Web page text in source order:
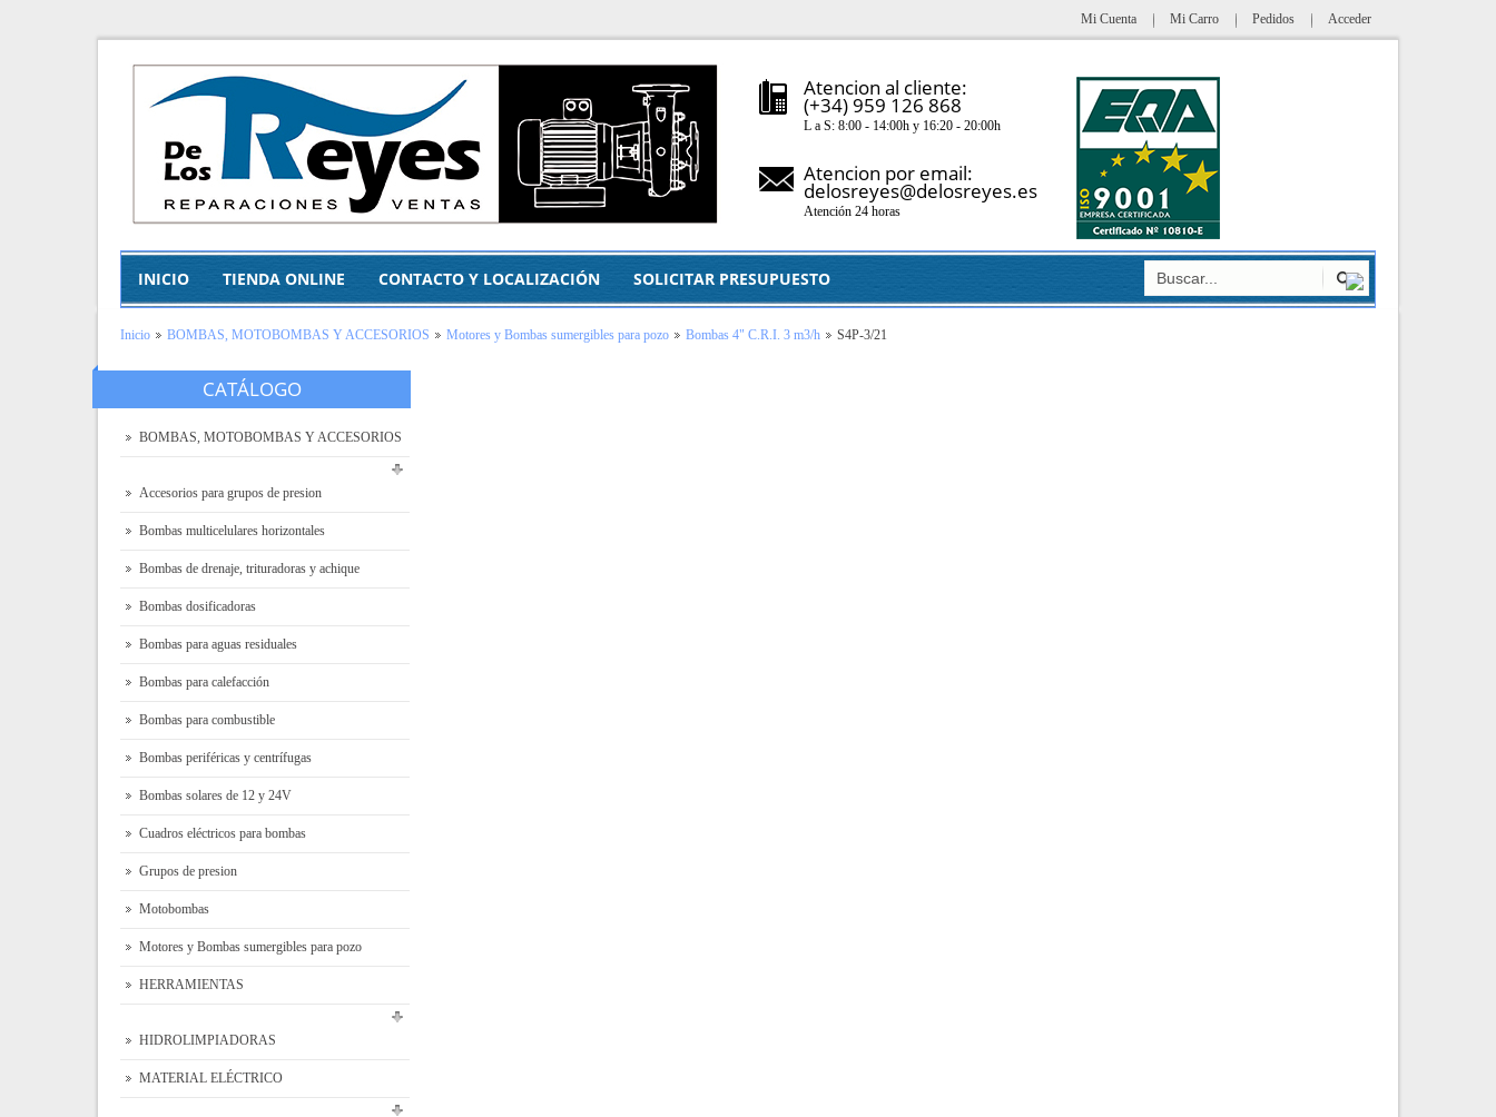
Mi Cuenta Mi Carro Pedidos Acceder
Atencion al cliente:
(+34) 959 126 868
L a S: 8:00 - 14:00h y 16:20 - 20:00h
Atencion por email:
delosreyes@delosreyes.es
Atención 24 horas
INICIO TIENDA ONLINE CONTACTO Y LOCALIZACIÓN SOLICITAR PRESUPUESTO
Inicio BOMBAS, MOTOBOMBAS Y ACCESORIOS Motores y Bombas sumergibles para pozo Bombas 4" C.R.I. 3 m3/h S4P-3/21
CATÁLOGO
BOMBAS, MOTOBOMBAS Y ACCESORIOS
Accesorios para grupos de presion
Bombas multicelulares horizontales
Bombas de drenaje, trituradoras y achique
Bombas dosificadoras
Bombas para aguas residuales
Bombas para calefacción
Bombas para combustible
Bombas periféricas y centrífugas
Bombas solares de 12 y 24V
Cuadros eléctricos para bombas
Grupos de presion
Motobombas
Motores y Bombas sumergibles para pozo
HERRAMIENTAS
HIDROLIMPIADORAS
MATERIAL ELÉCTRICO